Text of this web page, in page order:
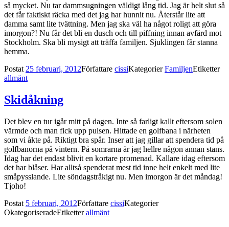
så mycket. Nu tar dammsugningen väldigt lång tid. Jag är helt slut så
det får faktiskt räcka med det jag har hunnit nu. Återstår lite att
damma samt lite tvättning. Men jag ska väl ha något roligt att göra
imorgon?! Nu får det bli en dusch och till piffning innan avfärd mot
Stockholm. Ska bli mysigt att träffa familjen. Sjuklingen får stanna
hemma.
Postat25 februari, 2012Författare cissiKategorierFamiljenEtiketter
allmänt
Skidåkning
Det blev en tur igår mitt på dagen. Inte så farligt kallt eftersom solen
värmde och man fick upp pulsen. Hittade en golfbana i närheten
som vi åkte på. Riktigt bra spår. Inser att jag gillar att spendera tid på
golfbanorna på vintern. På somrarna är jag hellre någon annan stans.
Idag har det endast blivit en kortare promenad. Kallare idag eftersom
det har blåser. Har alltså spenderat mest tid inne helt enkelt med lite
småpysslande. Lite söndagstråkigt nu. Men imorgon är det måndag!
Tjoho!
Postat 5 februari, 2012Författare cissiKategorier
OkategoriseradeEtiketterallmänt